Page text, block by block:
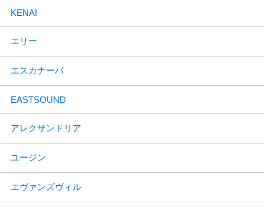
KENAI
エリー
エスカナーバ
EASTSOUND
アレクサンドリア
ユージン
エヴァンズヴィル